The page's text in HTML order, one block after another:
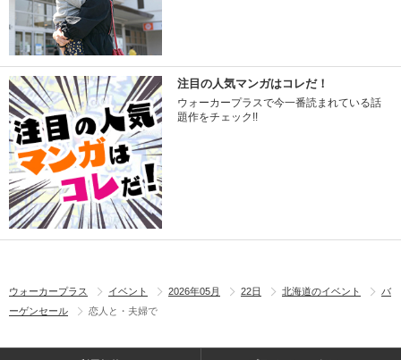
注目の人気マンガはコレだ！
ウォーカープラスで今一番読まれている話
題作をチェック!!
ウォーカープラス イベント 2026年05月 22日 北海道のイベント
バ
ーゲンセール
恋人と・夫婦で